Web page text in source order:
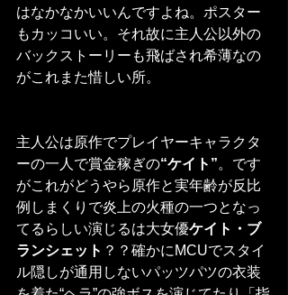
はなかなかいいんですよね。ポスター
もカッコいい。それ故に主人公以外の
バックストーリーも飛ばされ希薄なの
がこれまた惜しい所。
主人公は原作でプレイヤーキャラクタ
ーの一人で賞金稼ぎの“ケイト”。です
がこれがどうやら原作と実年齢が反比
例しまくりで炎上の火種の一つとなっ
てるらしい演じるは大女優ケイト・ブ
ランシェット ？？確かにMCUでスタイ
ル隠しが通用しないパッツパツの衣装